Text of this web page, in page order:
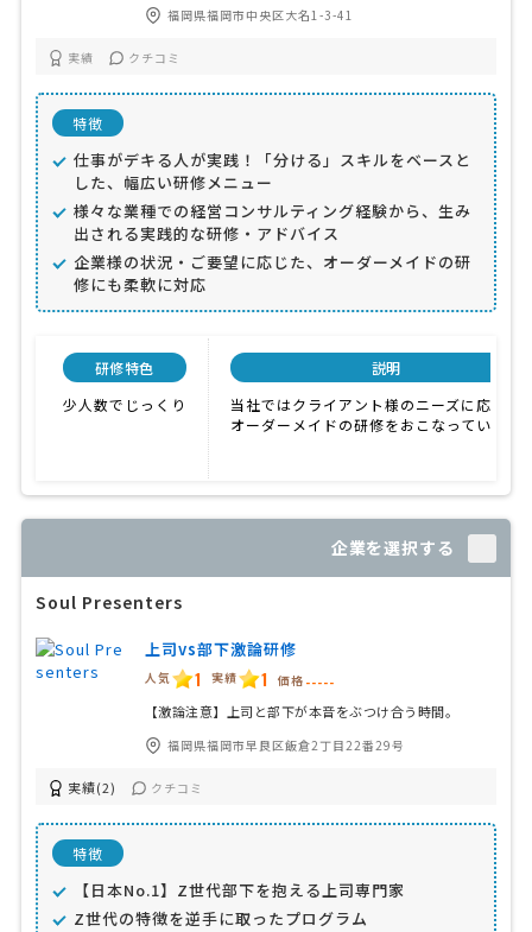
福岡県福岡市中央区大名1-3-41
実績 クチコミ
特徴
仕事がデキる人が実践！「分ける」スキルをベースと
した、幅広い研修メニュー
様々な業種での経営コンサルティング経験から、生み
出される実践的な研修・アドバイス
企業様の状況・ご要望に応じた、オーダーメイドの研
修にも柔軟に対応
研修特色
少人数でじっくり
説明
当社ではクライアント様のニーズに応じた
オーダーメイドの研修をおこなっています
企業を選択する
Soul Presenters
上司vs部下激論研修
人気 1 実績 1 価格 -----
【激論注意】上司と部下が本音をぶつけ合う時間。
福岡県福岡市早良区飯倉2丁目22番29号
実績(2) クチコミ
特徴
【日本No.1】Z世代部下を抱える上司専門家
Z世代の特徴を逆手に取ったプログラム